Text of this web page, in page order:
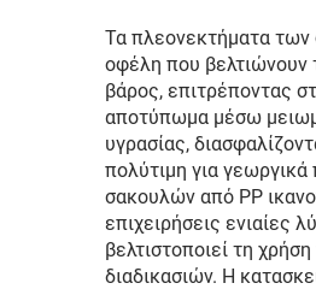
Χαρτίνη
Κοσμημάτων
Τα πλεονεκτήματα των
οφέλη που βελτιώνουν
βάρος, επιτρέποντας
αποτύπωμα μέσω
υγρασίας,
πολύτιμη για
σακουλών από PP
επιχειρήσεις ενιαίες
βελτιστοποιεί τη
διαδικασιών. Η